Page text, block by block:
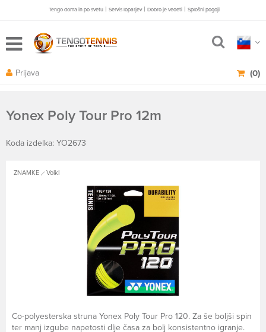
Tengo doma in po svetu | Servis loparjev | Dobro je vedeti | Splošni pogoji
(0)
Prijava
Yonex Poly Tour Pro 12m
Koda izdelka: YO2673
ZNAMKE Volkl
Co-polyesterska struna Yonex Poly Tour Pro 120. Za še boljši spin
ter manj izgube napetosti dlje časa za bolj konsistentno igranje.